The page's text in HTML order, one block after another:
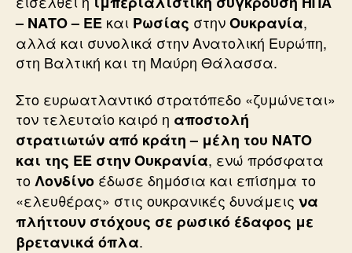
– ΝΑΤΟ – ΕΕ και Ρωσίας στηνΟυκρανία,
αλλά και συνολικά στην Ανατολική Ευρώπη,
στη Βαλτική και τη Μαύρη Θάλασσα.
Στο ευρωατλαντικό στρατόπεδο «ζυμώνεται»
τον τελευταίο καιρό η αποστολή
στρατιωτών από κράτη – μέλη του ΝΑΤΟ
και της ΕΕ στην Ουκρανία, ενώ πρόσφατα
τοΛονδίνο έδωσε δημόσια και επίσημα το
«ελευθέρας» στις ουκρανικές δυνάμεις να
πλήττουν στόχους σε ρωσικό έδαφος με
βρετανικά όπλα.